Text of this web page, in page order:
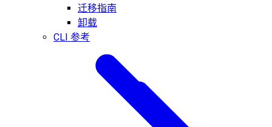
迁移指南
卸载
CLI 参考